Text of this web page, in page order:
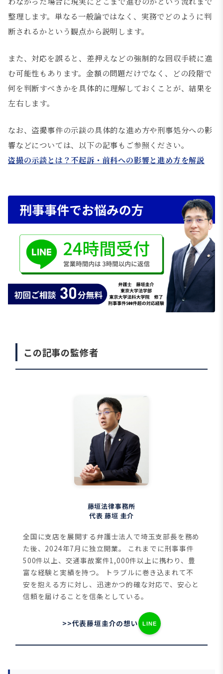
整理します。単なる一般論ではなく、実務でどのように判
断されるかという観点から説明します。
また、対応を誤ると、差押えなどの強制的な回収手続に進
む可能性もあります。金額の問題だけでなく、どの段階で
何を判断すべきかを具体的に理解しておくことが、結果を
左右します。
なお、盗撮事件の示談の具体的な進め方や刑事処分への影
響などについては、以下の記事もご参照ください。
盗撮の示談とは？不起訴・前科への影響と進め方を解説
この記事の監修者
藤垣法律事務所
代表 藤垣 圭介
全国に支店を展開する弁護士法人で埼玉支部長を務め
た後、2024年7月に独立開業。
これまでに刑事事件
500件以上、交通事故案件1,000件以上に携わり、豊
富な経験と実績を持つ。
トラブルに巻き込まれて不
安を抱える方に対し、迅速かつ的確な対応で、安心と
信頼を届けることを信条としている。
>>代表藤垣圭介の想い LINE